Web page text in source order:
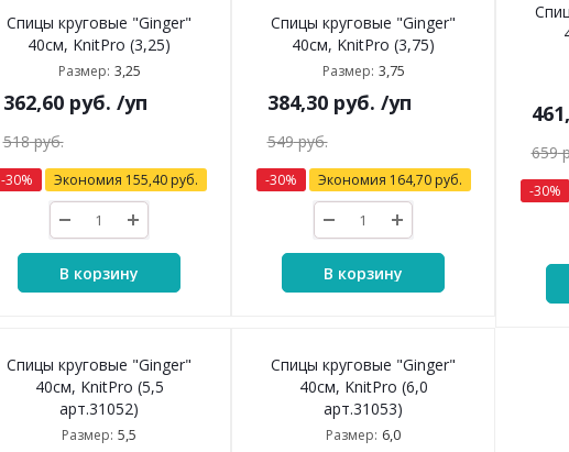
Спицы круговые "Ginger"
40см, KnitPro (3,25)
Размер: 3,25
362,60руб. /уп
518руб.
-30% Экономия 155,40руб.
В корзину
Спицы круговые "Ginger"
40см, KnitPro (3,75)
Размер: 3,75
384,30руб. /уп
549руб.
-30% Экономия 164,70руб.
В корзину
659
-30%
Спицы круговые "Ginger"
40см, KnitPro (5,5
арт.31052)
Размер: 5,5
Спицы круговые "Ginger"
40см, KnitPro (6,0
арт.31053)
Размер: 6,0